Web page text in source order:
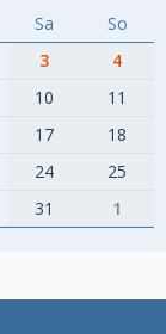
Sa
So
3
4
10
11
17
18
24
25
31 1